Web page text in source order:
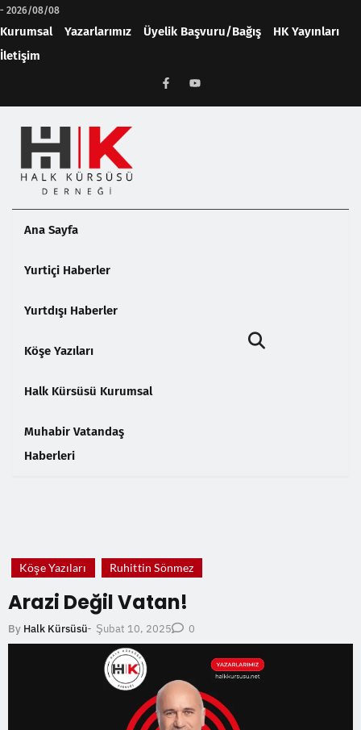
- 2026/08/08
Kurumsal Yazarlarımız Üyelik Başvuru/Bağış
HK Yayınları
İletişim
Ana Sayfa
Yurtiçi Haberler
Yurtdışı Haberler
Köşe Yazıları
Halk Kürsüsü Kurumsal
Muhabir Vatandaş
Haberleri
Köşe Yazıları Ruhittin Sönmez
Arazi Değil Vatan!
By Halk Kürsüsü- Şubat 10, 2025 0